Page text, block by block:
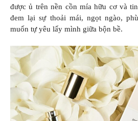
được ủ trên nền cồn mía hữu cơ và
đem lại sự thoải mái, ngọt ngào,
muốn tự yêu lấy mình giữa bộn bề.